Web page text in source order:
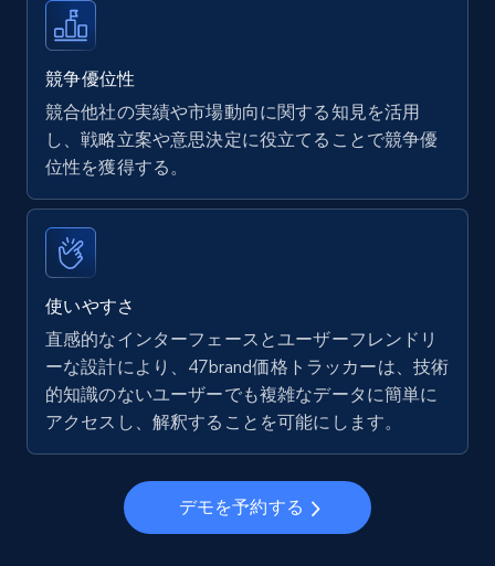
URL, Final price, Sku, Currency, Gtin,
Specifications, Image urls, Top reviews, and
more.
5.6K+ 875+ 今すぐ始める
Walmart - products - Find new products by
using specific category URL
URL, Final price, Sku, Currency, Gtin,
Specifications, Image urls, Top reviews, and
more.
5.6K+ 875+ 今すぐ始める
Walmart - products - Collects products by
specific keywords
競争優位性
競合他社の実績や市場動向に関する知見を活用
し、戦略立案や意思決定に役立てることで競争優
位性を獲得する。
使いやすさ
直感的なインターフェースとユーザーフレンドリ
ーな設計により、47brand価格トラッカーは、技術
的知識のないユーザーでも複雑なデータに簡単に
アクセスし、解釈することを可能にします。
デモを予約する